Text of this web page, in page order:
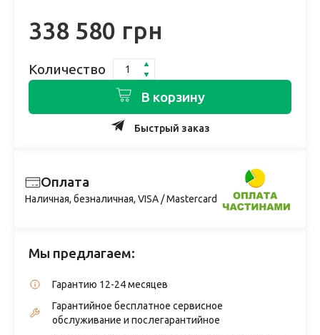
338 580 грн
Количество
В корзину
Быстрый заказ
Оплата
Наличная, безналичная, VISA / Mastercard
Мы предлагаем:
Гарантию 12-24 месяцев
Гарантийное бесплатное сервисное
обслуживание и послегарантийное